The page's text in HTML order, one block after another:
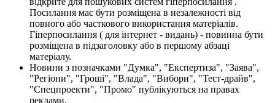
Посилання має бути розміщена в незалежності від
повного або часткового використання матеріалів.
Гіперпосилання ( для інтернет - видань) - повинна бути
розміщена в підзаголовку або в першому абзаці
матеріалу.
Новини з позначками "Думка", "Експертиза", "Заява",
"Регіони", "Гроші", "Влада", "Вибори", "Тест-драйв",
"Спецпроекти", "Промо" публікуються на правах
реклами.